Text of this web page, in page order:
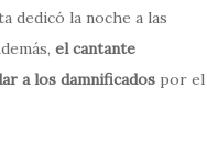
dedicó la noche a las
el cantante
a los damnificados por el